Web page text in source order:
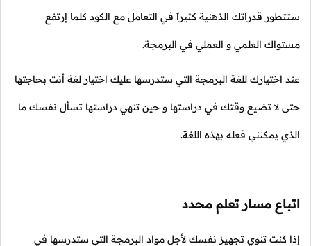
ستتطور قدراتك الذهنية كثيراً في التعامل مع الكود كلما إرتفع
مستواك العلمي و العملي في البرمجة.
عند اختيارك للغة البرمجة التي ستدرسها عليك اختيار لغة أنت بحاجتها
حتى لا تضيع وقتك في دراستها و حين تنهي دراستها تسأل نفسك ما
الذي يمكنني فعله بهذه اللغة.
اتباع مسار تعلم محدد
إذا كنت تنوي تجهيز نفسك لأجل مواد البرمجة التي ستدرسها في